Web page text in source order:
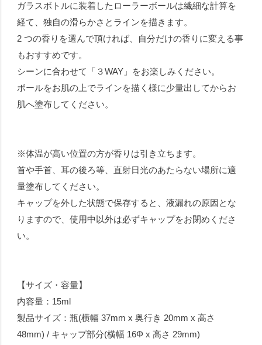
ガラスボトルに装着したローラーボールは繊細な計算を
経て、独自の滑らかさとラインを描きます。
2 つの香りを選んで頂ければ、自分だけの香りに変える事
もおすすめです。
シーンに合わせて「３WAY」をお楽しみください。
ボールをお肌の上でラインを描く様に少量出してからお
肌へ塗布してください。
※体温が高い位置の方が香りは引き立ちます。
首や手首、耳の後ろ等、直射日光のあたらない場所に適
量塗布してください。
キャップを外した状態で保存すると、液漏れの原因とな
りますので、使用中以外は必ずキャップをお閉めくださ
い。
【サイズ・容量】
内容量：15ml
製品サイズ：瓶(横幅 37mm x 奥行き 20mm x 高さ
48mm) / キャップ部分(横幅 16Φ x 高さ 29mm)